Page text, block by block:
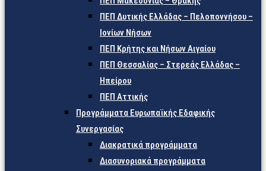
ΠΕΠ Δυτικής Ελλάδας – Πελοποννήσου –
Ιονίων Νήσων
ΠΕΠ Κρήτης και Νήσων Αιγαίου
ΠΕΠ Θεσσαλίας – Στερεάς Ελλάδας –
Ηπείρου
ΠΕΠ Αττικής
Προγράμματα Ευρωπαϊκής Εδαφικής
Συνεργασίας
Διακρατικά προγράμματα
Διασυνοριακά προγράμματα